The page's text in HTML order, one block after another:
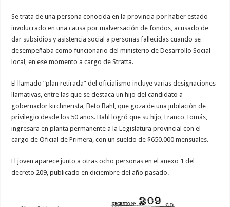
Se trata de una persona conocida en la provincia por haber estado
involucrado en una causa por malversación de fondos, acusado de
dar subsidios y asistencia social a personas fallecidas cuando se
desempeñaba como funcionario del ministerio de Desarrollo Social
local, en ese momento a cargo de Stratta.
El llamado “plan retirada” del oficialismo incluye varias designaciones
llamativas, entre las que se destaca un hijo del candidato a
gobernador kirchnerista, Beto Bahl, que goza de una jubilación de
privilegio desde los 50 años. Bahl logró que su hijo, Franco Tomás,
ingresara en planta permanente a la Legislatura provincial con el
cargo de Oficial de Primera, con un sueldo de $650.000 mensuales.
El joven aparece junto a otras ocho personas en el anexo 1 del
decreto 209, publicado en diciembre del año pasado.